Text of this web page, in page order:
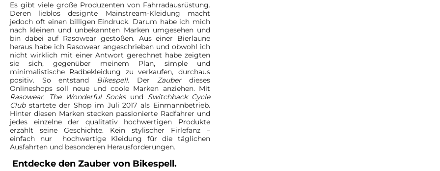
Es gibt viele große Produzenten von Fahrradausrüstung.
Deren lieblos designte Mainstream-Kleidung macht
jedoch oft einen billigen Eindruck. Darum habe ich mich
nach kleinen und unbekannten Marken umgesehen und
bin dabei auf Rasowear gestoßen. Aus einer Bierlaune
heraus habe ich Rasowear angeschrieben und obwohl ich
nicht wirklich mit einer Antwort gerechnet habe zeigten
sie sich, gegenüber meinem Plan, simple und
minimalistische Radbekleidung zu verkaufen, durchaus
positiv. So entstand Bikespell. DerZauberdieses
Onlineshops soll neue und coole Marken anziehen. Mit
Rasowear, The Wonderful Socksund Switchback Cycle
Clubstartete der Shop im Juli 2017 als Einmannbetrieb.
Hinter diesen Marken stecken passionierte Radfahrer und
jedes einzelne der qualitativ hochwertigen Produkte
erzählt seine Geschichte. Kein stylischer Firlefanz –
einfach nur hochwertige Kleidung für die täglichen
Ausfahrten und besonderen Herausforderungen.
Entdecke den Zauber von Bikespell.